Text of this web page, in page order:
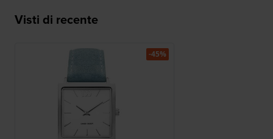
Visti di recente
-45%